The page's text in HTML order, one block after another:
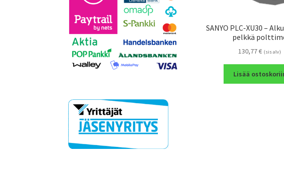
SANYO PLC-XU30 –
pelkkä
130,77€ (sis alv)
Lisää